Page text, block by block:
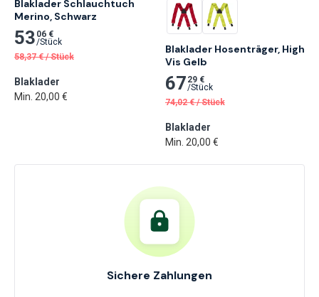
Sichere Zahlungen
Blaklader Schlauchtuch
Merino, Schwarz
53 06 €
/Stück
58,37 € /Stück
Blaklader
Min. 20,00 €
Blaklader Hosenträger, High
Vis Gelb
67 29 €
/Stück
74,02 € /Stück
Blaklader
Min. 20,00 €